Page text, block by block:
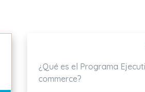
¿Qué es el Programa
commerce?